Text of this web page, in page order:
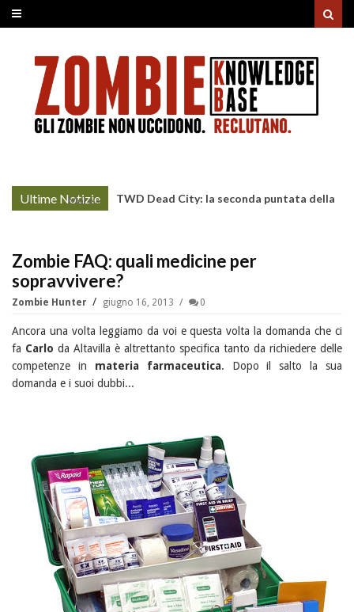
Ultime Notizie
More »
TWD Dead City: la seconda puntata della
Zombie FAQ: quali medicine per
sopravvivere?
Zombie Hunter giugno 16, 2013 0
Ancora una volta leggiamo da voi e questa volta la domanda che ci
fa Carlo da Altavilla è altrettanto specifica tanto da richiedere delle
competenze in materia farmaceutica. Dopo il salto la sua
domanda e i suoi dubbi...